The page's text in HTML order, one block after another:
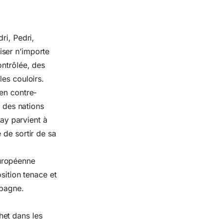
Pedri,
n’importe
des
couloirs.
contre-
nations
parvient à
de sortir de sa
tenace et
dans les